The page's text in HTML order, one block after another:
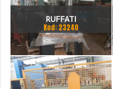
RUFFATI
Kod: 23240